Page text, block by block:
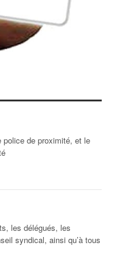
de proximité, et le
les délégués, les
syndical, ainsi qu’à tous